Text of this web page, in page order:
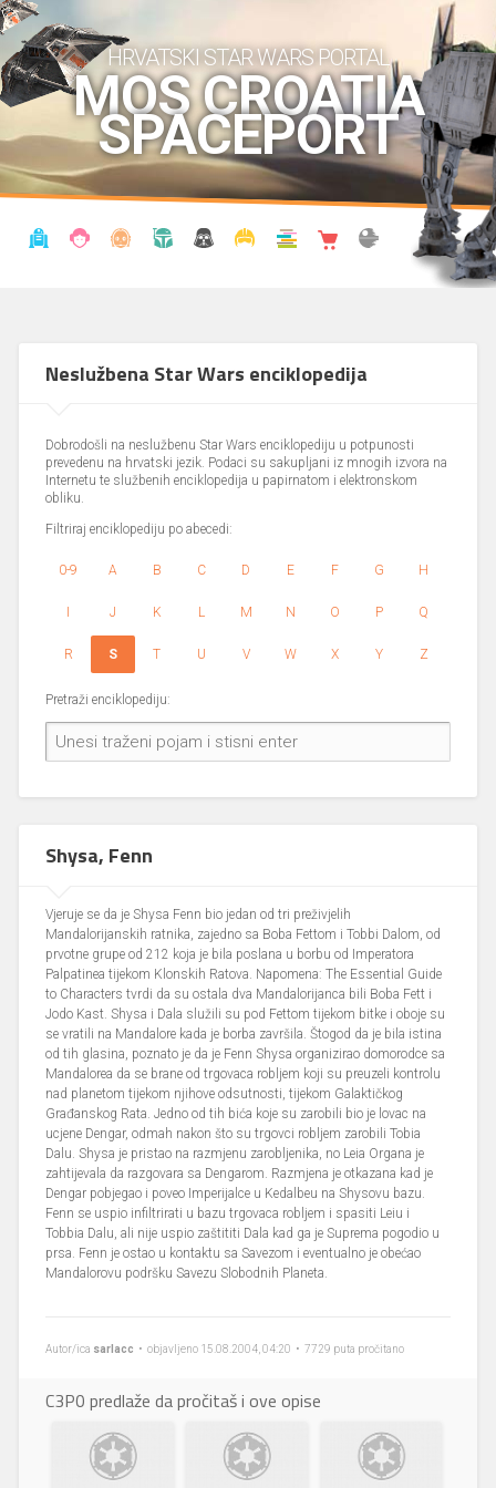
HRVATSKI STAR WARS PORTAL
MOS CROATIA
SPACEPORT
Neslužbena Star Wars enciklopedija
Dobrodošli na neslužbenu Star Wars enciklopediju u potpunosti
prevedenu na hrvatski jezik. Podaci su sakupljani iz mnogih izvora na
Internetu te službenih enciklopedija u papirnatom i elektronskom
obliku.
Filtriraj enciklopediju po abecedi:
0-9 A B C D E F G H
I J K L M N O P Q
R S T U V W X Y Z
Pretraži enciklopediju:
Shysa, Fenn
Vjeruje se da je Shysa Fenn bio jedan od tri preživjelih
Mandalorijanskih ratnika, zajedno sa Boba Fettom i Tobbi Dalom, od
prvotne grupe od 212 koja je bila poslana u borbu od Imperatora
Palpatinea tijekom Klonskih Ratova. Napomena: The Essential Guide
to Characters tvrdi da su ostala dva Mandalorijanca bili Boba Fett i
Jodo Kast. Shysa i Dala služili su pod Fettom tijekom bitke i oboje su
se vratili na Mandalore kada je borba završila. Štogod da je bila istina
od tih glasina, poznato je da je Fenn Shysa organizirao domorodce sa
Mandalorea da se brane od trgovaca robljem koji su preuzeli kontrolu
nad planetom tijekom njihove odsutnosti, tijekom Galaktičkog
Građanskog Rata. Jedno od tih bića koje su zarobili bio je lovac na
ucjene Dengar, odmah nakon što su trgovci robljem zarobili Tobia
Dalu. Shysa je pristao na razmjenu zarobljenika, no Leia Organa je
zahtijevala da razgovara sa Dengarom. Razmjena je otkazana kad je
Dengar pobjegao i poveo Imperijalce u Kedalbeu na Shysovu bazu.
Fenn se uspio infiltrirati u bazu trgovaca robljem i spasiti Leiu i
Tobbia Dalu, ali nije uspio zaštititi Dala kad ga je Suprema pogodio u
prsa. Fenn je ostao u kontaktu sa Savezom i eventualno je obećao
Mandalorovu podršku Savezu Slobodnih Planeta.
Autor/ica sarlacc • objavljeno 15.08.2004, 04:20 • 7729 puta pročitano
C3P0 predlaže da pročitaš i ove opise